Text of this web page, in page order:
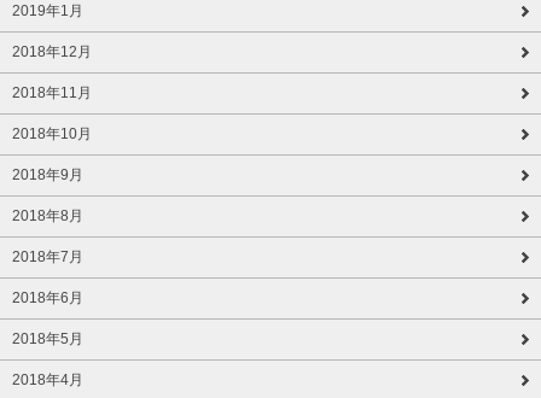
2019年1月
2018年12月
2018年11月
2018年10月
2018年9月
2018年8月
2018年7月
2018年6月
2018年5月
2018年4月